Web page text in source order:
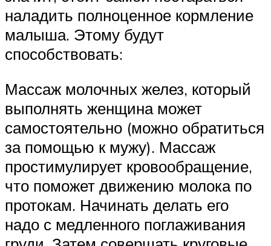
наладить полноценное кормление
малыша. Этому будут
способствовать:
Массаж молочных желез, который
выполнять женщина может
самостоятельно (можно обратиться
за помощью к мужу). Массаж
простимулирует кровообращение,
что поможет движению молока по
протокам. Начинать делать его
надо с медленного поглаживания